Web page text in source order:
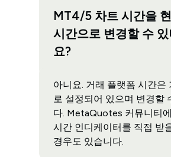
MT4/5 차트 시간을
시간으로 변경할 수
요?
아니요. 거래 플랫폼 시간은
로 설정되어 있으며 변경할
다. MetaQuotes 커뮤니티
시간 인디케이터를 직접 받
경우도 있습니다.